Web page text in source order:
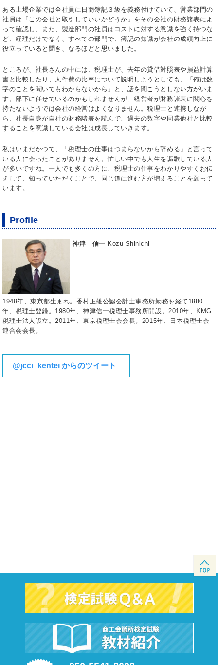
ある上場企業では全社員に日商簿記３級を義務付けていて、営業部門の
社員は「この会社と取引していいかどうか」をその会社の財務諸表によ
って確認し、また、製造部門の社員はコストに対する意識を強く持つな
ど、経理だけでなく、すべての部門で、簿記の知識が会社の成績向上に
役立っていると聞き、なるほどと思いました。
ところが、社長さんの中には、税理士が、去年の貸借対照表や損益計算
書と比較したり、人件費の比率について説明しようとしても、「俺は数
字のことを聞いてもわからないから」と、話を聞こうとしない方がいま
す。部下に任せているのかもしれませんが、経営者が財務諸表に関心を
持たないようでは会社の経営はよくなりません。税理士と連携しなが
ら、社長自身が自社の財務諸表を読んで、過去の数字や同業他社と比較
することを意識している会社は成長していきます。
私はいまだかつて、「税理士の仕事はつまらないから辞める」と言って
いる人に会ったことがありません。忙しい中でも人生を謳歌している人
が多いですね。一人でも多くの方に、税理士の仕事をわかりやすくお伝
えして、知っていただくことで、同じ道に進む方が増えることを願って
います。
Profile
神津 信一 Kozu Shinichi
1949年、東京都生まれ。香村正雄公認会計士事務所勤務を経て1980
年、税理士登録。1980年、神津信一税理士事務所開設。2010年、KMG
税理士法人設立。2011年、東京税理士会会長。2015年、日本税理士会
連合会会長。
@jcci_kentei からのツイート